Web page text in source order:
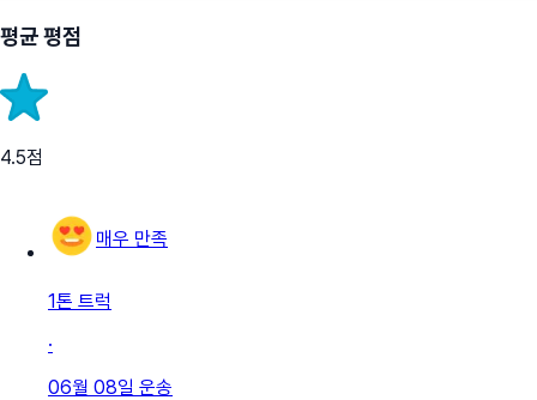
평균 평점
4.5점
매우 만족
1톤 트럭
·
06월 08일 운송